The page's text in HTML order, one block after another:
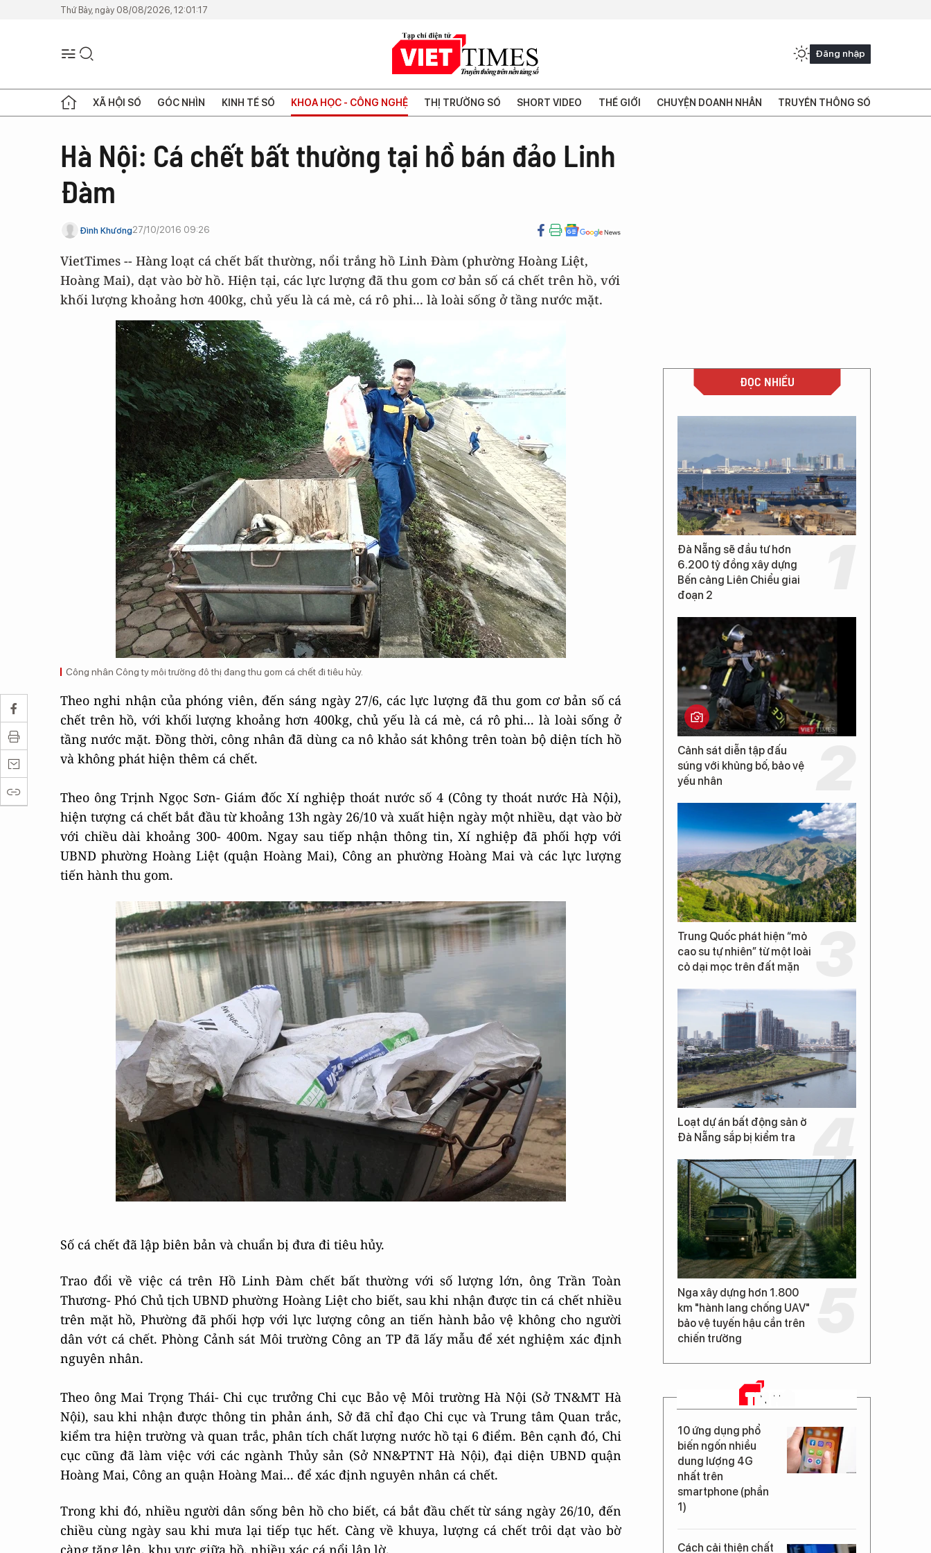
Thứ Bảy, ngày 08/08/2026, 12:01:17
Đăng nhập
XÃ HỘI SỐ GÓC NHÌN KINH TẾ SỐ KHOA HỌC - CÔNG NGHỆ THỊ TRƯỜNG SỐ SHORT VIDEO THẾ GIỚI CHUYỆN DOANH NHÂN TRUYỀN THÔNG SỐ
Hà Nội: Cá chết bất thường tại hồ bán đảo Linh
Đàm
Đình Khương27/10/2016 09:26
VietTimes -- Hàng loạt cá chết bất thường, nổi trắng hồ Linh Đàm (phường Hoàng Liệt,
Hoàng Mai), dạt vào bờ hồ. Hiện tại, các lực lượng đã thu gom cơ bản số cá chết trên hồ, với
khối lượng khoảng hơn 400kg, chủ yếu là cá mè, cá rô phi... là loài sống ở tầng nước mặt.
Công nhân Công ty môi trường đô thị đang thu gom cá chết đi tiêu hủy.
Theo nghi nhận của phóng viên, đến sáng ngày 27/6, các lực lượng đã thu gom cơ bản số cá
chết trên hồ, với khối lượng khoảng hơn 400kg, chủ yếu là cá mè, cá rô phi... là loài sống ở
tầng nước mặt. Đồng thời, công nhân đã dùng ca nô khảo sát không trên toàn bộ diện tích hồ
và không phát hiện thêm cá chết.
Theo ông Trịnh Ngọc Sơn- Giám đốc Xí nghiệp thoát nước số 4 (Công ty thoát nước Hà Nội),
hiện tượng cá chết bắt đầu từ khoảng 13h ngày 26/10 và xuất hiện ngày một nhiều, dạt vào bờ
với chiều dài khoảng 300- 400m. Ngay sau tiếp nhận thông tin, Xí nghiệp đã phối hợp với
UBND phường Hoàng Liệt (quận Hoàng Mai), Công an phường Hoàng Mai và các lực lượng
tiến hành thu gom.
Số cá chết đã lập biên bản và chuẩn bị đưa đi tiêu hủy.
Trao đổi về việc cá trên Hồ Linh Đàm chết bất thường với số lượng lớn, ông Trần Toàn
Thương- Phó Chủ tịch UBND phường Hoàng Liệt cho biết, sau khi nhận được tin cá chết nhiều
trên mặt hồ, Phường đã phối hợp với lực lượng công an tiến hành bảo vệ không cho người
dân vớt cá chết. Phòng Cảnh sát Môi trường Công an TP đã lấy mẫu để xét nghiệm xác định
nguyên nhân.
Theo ông Mai Trọng Thái- Chi cục trưởng Chi cục Bảo vệ Môi trường Hà Nội (Sở TN&MT Hà
Nội), sau khi nhận được thông tin phản ánh, Sở đã chỉ đạo Chi cục và Trung tâm Quan trắc,
kiểm tra hiện trường và quan trắc, phân tích chất lượng nước hồ tại 6 điểm. Bên cạnh đó, Chi
cục cũng đã làm việc với các ngành Thủy sản (Sở NN&PTNT Hà Nội), đại diện UBND quận
Hoàng Mai, Công an quận Hoàng Mai... để xác định nguyên nhân cá chết.
Trong khi đó, nhiều người dân sống bên hồ cho biết, cá bắt đầu chết từ sáng ngày 26/10, đến
chiều cùng ngày sau khi mưa lại tiếp tục hết. Càng về khuya, lượng cá chết trôi dạt vào bờ
càng tăng lên, khu vực giữa hồ, nhiều xác cá nổi lập lờ.
ĐỌC NHIỀU
Đà Nẵng sẽ đầu tư hơn
6.200 tỷ đồng xây dựng
Bến cảng Liên Chiểu giai
đoạn 2
Cảnh sát diễn tập đấu
súng với khủng bố, bảo vệ
yếu nhân
Trung Quốc phát hiện “mỏ
cao su tự nhiên” từ một loài
cỏ dại mọc trên đất mặn
Loạt dự án bất động sản ở
Đà Nẵng sắp bị kiểm tra
Nga xây dựng hơn 1.800
km "hành lang chống UAV"
bảo vệ tuyến hậu cần trên
chiến trường
TIN MỚI
10 ứng dụng phổ
biến ngốn nhiều
dung lượng 4G
nhất trên
smartphone (phần
1)
Cách cải thiện chất